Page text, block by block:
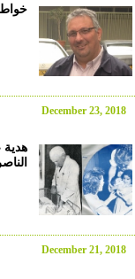
December 23, 2018
December 21, 2018